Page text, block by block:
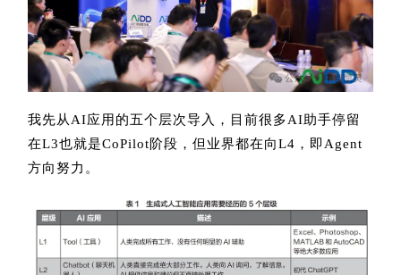
我先从AI应用的五个层次导入，目前很多AI助手停留
在L3也就是CoPilot阶段，但业界都在向L4，即Agent
方向努力。